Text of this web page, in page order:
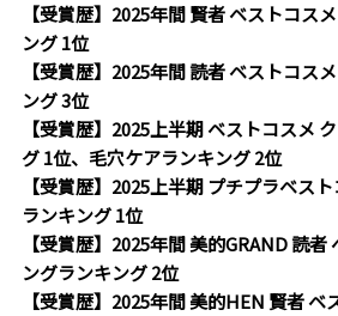
【受賞歴】2025年間 賢者 ベストコス
ング 1位
【受賞歴】2025年間 読者 ベストコス
ング 3位
【受賞歴】2025上半期 ベストコスメ
グ 1位、毛穴ケアランキング 2位
【受賞歴】2025上半期 プチプラベス
ランキング 1位
【受賞歴】2025年間 美的GRAND 読
ングランキング 2位
【受賞歴】2025年間 美的HEN 賢者